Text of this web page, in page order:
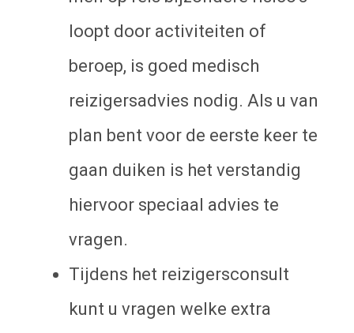
loopt door activiteiten of
beroep, is goed medisch
reizigersadvies nodig. Als u van
plan bent voor de eerste keer te
gaan duiken is het verstandig
hiervoor speciaal advies te
vragen.
Tijdens het reizigersconsult
kunt u vragen welke extra